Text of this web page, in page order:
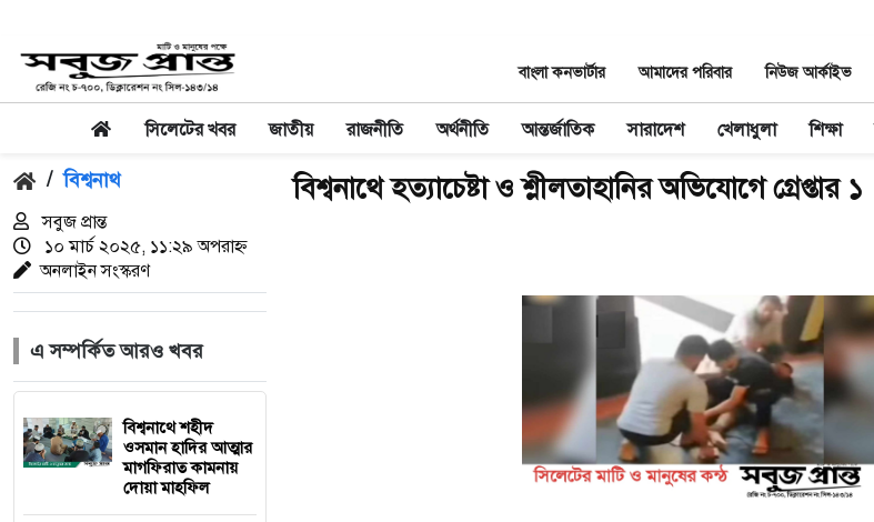
বাংলা কনভার্টার আমাদের পরিবার নিউজ আর্কাইভ
সিলেটের খবর জাতীয় রাজনীতি অর্থনীতি আন্তর্জাতিক সারাদেশ খেলাধুলা শিক্ষা
/ বিশ্বনাথ
সবুজ প্রান্ত
১০ মার্চ ২০২৫, ১১:২৯ অপরাহ্ন
অনলাইন সংস্করণ
এ সম্পর্কিত আরও খবর
বিশ্বনাথে শহীদ
ওসমান হাদির আত্মার
মাগফিরাত কামনায়
দোয়া মাহফিল
বিশ্বনাথে হত্যাচেষ্টা ও শ্লীলতাহানির অভিযোগে গ্রেপ্তার ১